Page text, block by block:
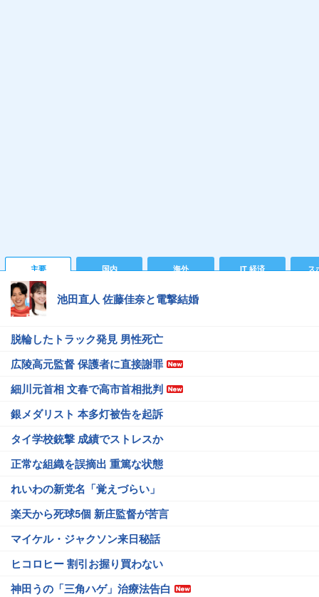
主要 国内 海外 IT 経済 ス
池田直人 佐藤佳奈と電撃結婚
脱輪したトラック発見 男性死亡
広陵高元監督 保護者に直接謝罪
細川元首相 文春で高市首相批判
銀メダリスト 本多灯被告を起訴
タイ学校銃撃 成績でストレスか
正常な組織を誤摘出 重篤な状態
れいわの新党名「覚えづらい」
楽天から死球5個 新庄監督が苦言
マイケル・ジャクソン来日秘話
ヒコロヒー 割引お握り買わない
神田うの「三角ハゲ」治療法告白